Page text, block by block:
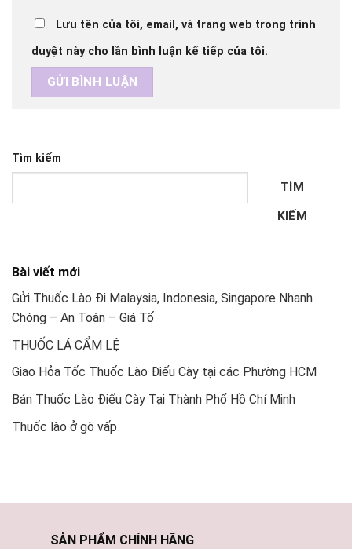
Tìm kiếm
TÌM
KIẾM
Bài viết mới
Gửi Thuốc Lào Đi Malaysia, Indonesia, Singapore Nhanh
Chóng – An Toàn – Giá Tố
THUỐC LÁ CẨM LỆ
Giao Hỏa Tốc Thuốc Lào Điếu Cày tại các Phường HCM
Bán Thuốc Lào Điếu Cày Tại Thành Phố Hồ Chí Minh
Thuốc lào ở gò vấp
Lưu tên của tôi, email, và trang web trong trình
duyệt này cho lần bình luận kế tiếp của tôi.
SẢN PHẨM CHÍNH HÃNG